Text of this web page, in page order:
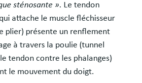
sténosante ». Le tendon
attache le muscle fléchisseur
plier) présente un renflement
à travers la poulie (tunnel
tendon contre les phalanges)
le mouvement du doigt.